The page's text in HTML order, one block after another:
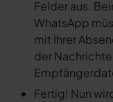
Felder aus.
WhatsApp
mit Ihrer
der
Fertig! Nun